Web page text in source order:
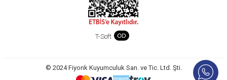
T-Soft
© 2024 Fiyonk Kuyumculuk San. ve Tic. Ltd. Şti.